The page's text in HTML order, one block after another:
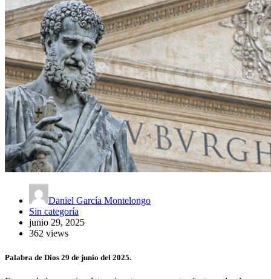
Daniel García Montelongo
Sin categoría
junio 29, 2025
362 views
Palabra de Dios 29 de junio del 2025.